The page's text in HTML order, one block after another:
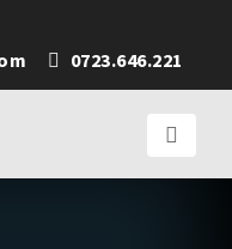
0723.646.221